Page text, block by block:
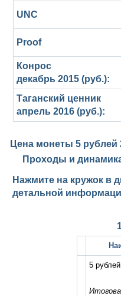
UNC
Proof
Конрос
декабрь 2015 (руб.):
Таганский ценник
апрель 2016 (руб.):
Цена монеты 5 рублей
Проходы и
Нажмите на кружок в
детальной
5 рублей